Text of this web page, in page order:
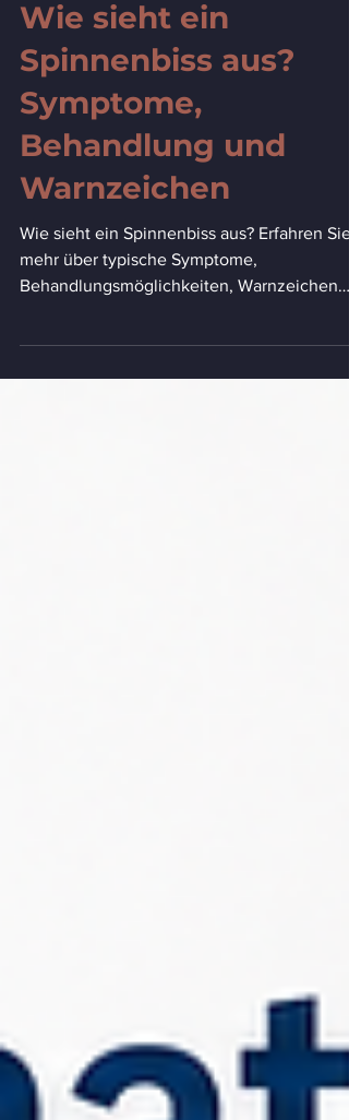
Wie sieht ein
Spinnenbiss aus?
Symptome,
Behandlung und
Warnzeichen
Wie sieht ein Spinnenbiss aus? Erfahren Sie
mehr über typische Symptome,
und wann ärztliche Hilfe nötig ist.